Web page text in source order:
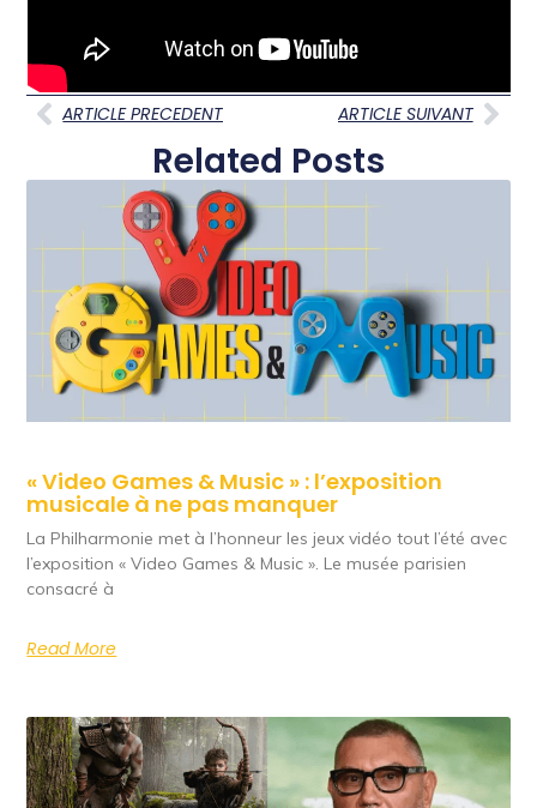
ARTICLE PRECEDENT ARTICLE SUIVANT
Related Posts
« Video Games & Music » : l’exposition
musicale à ne pas manquer
La Philharmonie met à l’honneur les jeux vidéo tout l’été avec
l’exposition « Video Games & Music ». Le musée parisien
consacré à
Read More